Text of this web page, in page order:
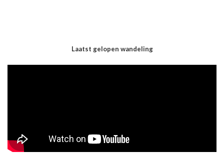
Laatst gelopen wandeling